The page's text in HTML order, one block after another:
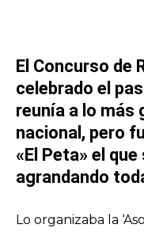
El Concurso de
celebrado el
reunía a lo más
nacional, pero
«El Peta» el
agrandando
Lo organizaba la